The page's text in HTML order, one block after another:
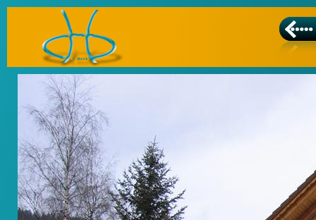
Silvester in Aflenz
Franz, Carmen, Christian, Martina, Wolfgang und das